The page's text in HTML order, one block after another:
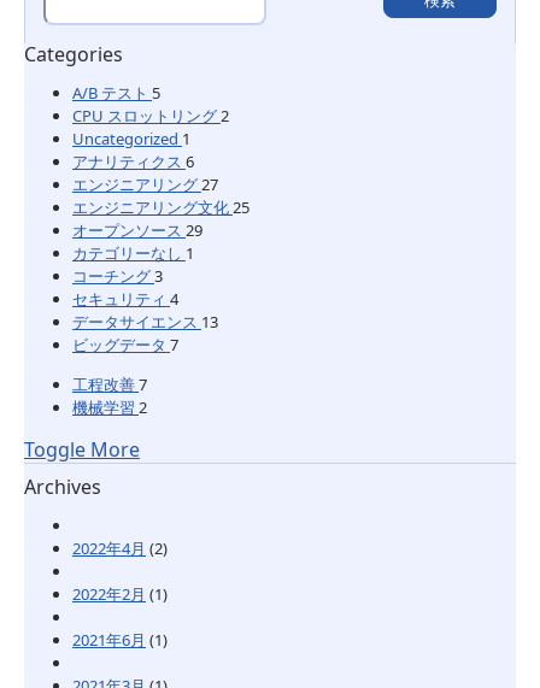
Categories
A/B テスト 5
CPU スロットリング2
Uncategorized 1
アナリティクス 6
エンジニアリング27
エンジニアリング文化25
オープンソース 29
カテゴリーなし 1
コーチング3
セキュリティ 4
データサイエンス 13
ビッグデータ 7
工程改善7
機械学習 2
Toggle More
Archives
2022年4月 (2)
2022年2月 (1)
2021年6月 (1)